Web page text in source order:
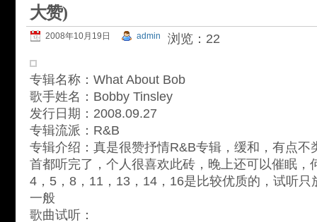
大赞)
2008年10月19日 admin 浏览：22
专辑名称：What About Bob
歌手姓名：Bobby Tinsley
发行日期：2008.09.27
专辑流派：R&B
专辑介绍：真是很赞抒情R&B专辑，缓和，有点不
首都听完了，个人很喜欢此砖，晚上还可以催眠，
4，5，8，11，13，14，16是比较优质的，试听只
一般
歌曲试听：